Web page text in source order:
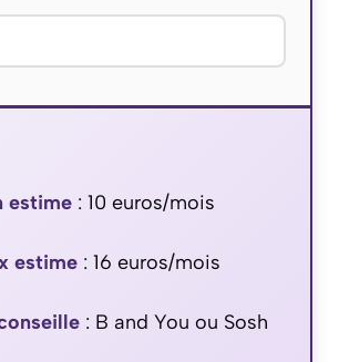
estime : 10 euros/mois
estime : 16 euros/mois
: B and You ou Sosh